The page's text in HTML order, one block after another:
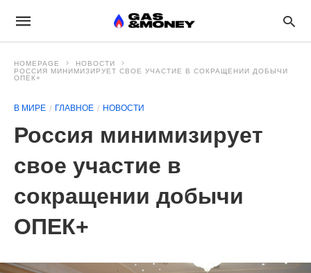
HOMEPAGE
НОВОСТИ
РОССИЯ МИНИМИЗИРУЕТ СВОЕ УЧАСТИЕ В СОКРАЩЕНИИ ДОБЫЧИ
ОПЕК+
В МИРЕ ГЛАВНОЕ НОВОСТИ
Россия минимизирует
свое участие в
сокращении добычи
ОПЕК+